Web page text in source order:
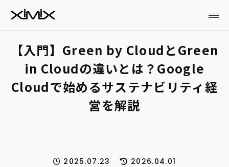
【入門】Green by CloudとGreen
in Cloudの違いとは？Google
Cloudで始めるサステナビリティ経
営を解説
2025.07.23
2026.04.01